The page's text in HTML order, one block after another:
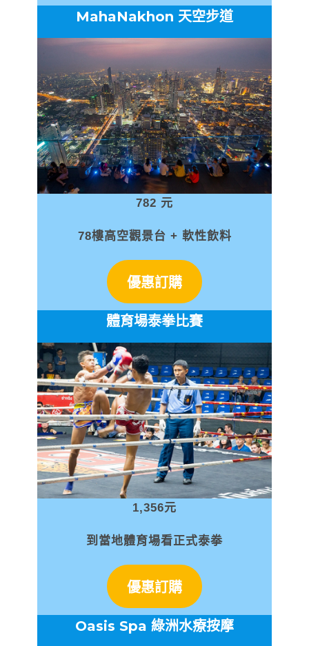
MahaNakhon 天空步道
782 元
78樓高空觀景台 + 軟性飲料
優惠訂購
體育場泰拳比賽
1,356元
到當地體育場看正式泰拳
優惠訂購
Oasis Spa 綠洲水療按摩